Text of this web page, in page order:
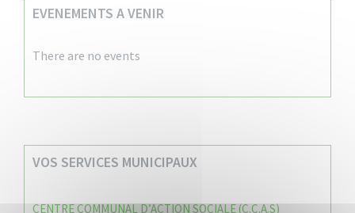
EVENEMENTS A VENIR
There are no events
VOS SERVICES MUNICIPAUX
CENTRE COMMUNAL D’ACTION SOCIALE (C.C.A.S)